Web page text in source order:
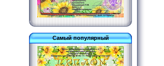
Самый популярный